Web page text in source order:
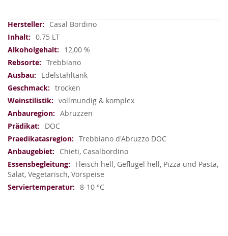
Weitere
Informationen
Casal Bordino
0.75 LT
12,00 %
Trebbiano
Edelstahltank
trocken
vollmundig & komplex
Abruzzen
DOC
Trebbiano d'Abruzzo DOC
Chieti, Casalbordino
Fleisch hell, Geflügel hell, Pizza und Pasta,
Salat, Vegetarisch, Vorspeise
8-10 °C